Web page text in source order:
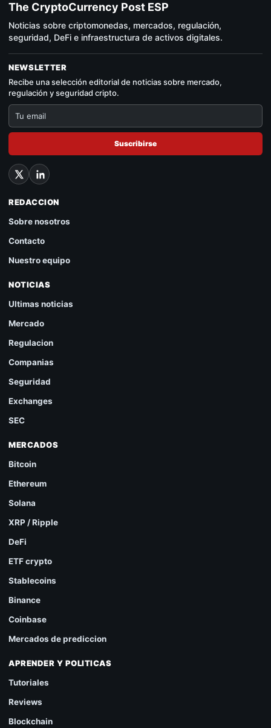
The CryptoCurrency Post ESP
Noticias sobre criptomonedas, mercados, regulación,
seguridad, DeFi e infraestructura de activos digitales.
NEWSLETTER
Recibe una selección editorial de noticias sobre mercado,
regulación y seguridad cripto.
Suscribirse
REDACCION
Sobre nosotros
Contacto
Nuestro equipo
NOTICIAS
Ultimas noticias
Mercado
Regulacion
Companias
Seguridad
Exchanges
SEC
MERCADOS
Bitcoin
Ethereum
Solana
XRP / Ripple
DeFi
ETF crypto
Stablecoins
Binance
Coinbase
Mercados de prediccion
APRENDER Y POLITICAS
Tutoriales
Reviews
Blockchain